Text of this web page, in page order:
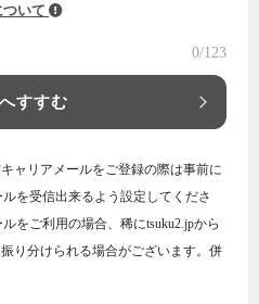
いて
0/123
すすむ
ャリアメールをご登録の際は事前に
を受信出来るよう設定してくださ
をご利用の場合、稀にtsuku2.jpから
り分けられる場合がございます。併